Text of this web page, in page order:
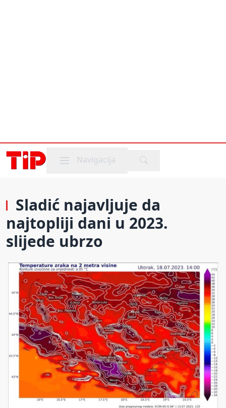
Mobile menu
Navigacija
Sladić najavljuje da
najtopliji dani u 2023.
slijede ubrzo